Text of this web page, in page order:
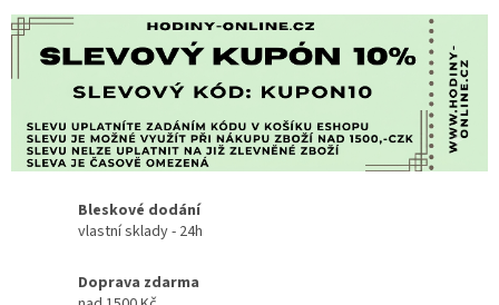
Bleskové dodání
vlastní sklady - 24h
Doprava zdarma